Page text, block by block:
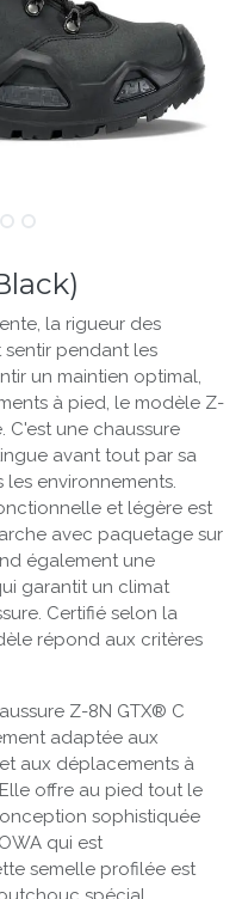
la rigueur des
pendant les
un maintien optimal,
à pied, le modèle Z-
C'est une chaussure
avant tout par sa
environnements.
et légère est
avec paquetage sur
également une
garantit un climat
Certifié selon la
répond aux critères
Z-8N GTX® C
adaptée aux
aux déplacements à
offre au pied tout le
sophistiquée
qui est
semelle profilée est